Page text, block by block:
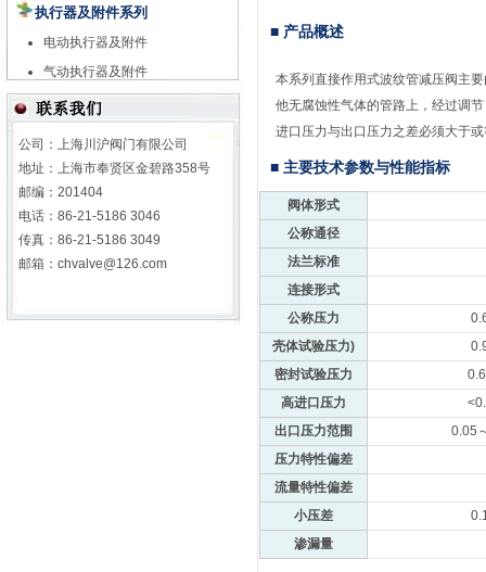
执行器及附件系列
电动执行器及附件
气动执行器及附件
公司：上海川沪阀门有限公司
地址：上海市奉贤区金碧路358号
邮编：201404
电话：86-21-5186 3046
传真：86-21-5186 3049
邮箱： chvalve@126.com
■ 产品概述
本系列直接作用式波纹管减压阀主
他无腐蚀性气体的管路上，经过调
进口压力与出口压力之差必须大于
■ 主要技术参数与性能指标
阀体形式
公称通径
法兰标准
连接形式
公称压力
壳体试验压力)
密封试验压力
高进口压力
出口压力范围
0.05
压力特性偏差
流量特性偏差
小压差
渗漏量